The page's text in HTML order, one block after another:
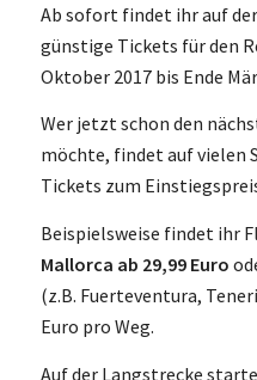
Ab sofort findet ihr auf der
günstige Tickets für den
Oktober 2017 bis Ende
Wer jetzt schon den
möchte, findet auf vielen
Tickets zum
Beispielsweise findet ihr
Mallorca ab 29,99 Euro
(z.B. Fuerteventura,
Euro pro Weg.
Auf der Langstrecke